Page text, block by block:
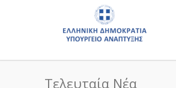
Τελευταία Νέα